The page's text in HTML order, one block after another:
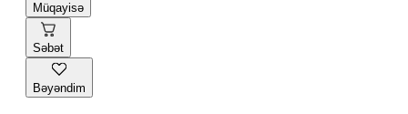
Müqayisə
Səbət
Bəyəndim